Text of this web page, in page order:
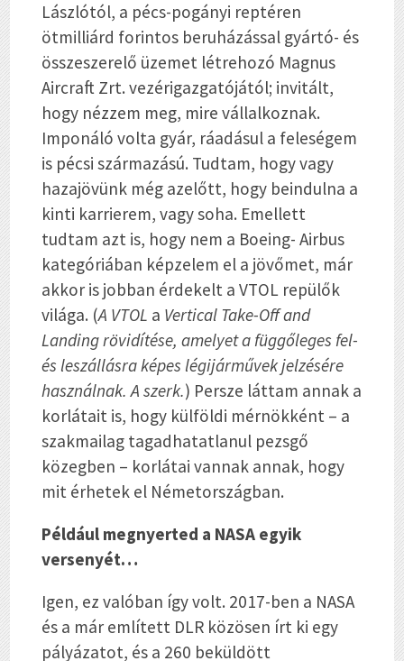
Lászlótól, a pécs-pogányi reptéren
ötmilliárd forintos beruházással gyártó- és
összeszerelő üzemet létrehozó Magnus
Aircraft Zrt. vezérigazgatójától; invitált,
hogy nézzem meg, mire vállalkoznak.
Imponáló volta gyár, ráadásul a feleségem
is pécsi származású. Tudtam, hogy vagy
hazajövünk még azelőtt, hogy beindulna a
kinti karrierem, vagy soha. Emellett
tudtam azt is, hogy nem a Boeing- Airbus
kategóriában képzelem el a jövőmet, már
akkor is jobban érdekelt a VTOL repülők
világa. (A VTOL a Vertical Take-Offand
Landing rövidítése, amelyet a függőleges fel-
és leszállásra képes légijárművek jelzésére
használnak. A szerk.) Persze láttam annak a
korlátait is, hogy külföldi mérnökként – a
szakmailag tagadhatatlanul pezsgő
közegben – korlátai vannak annak, hogy
mit érhetek el Németországban.
Például megnyerted a NASA egyik
versenyét…
Igen, ez valóban így volt. 2017-ben a NASA
és a már említett DLR közösen írt ki egy
pályázatot, és a 260 beküldött